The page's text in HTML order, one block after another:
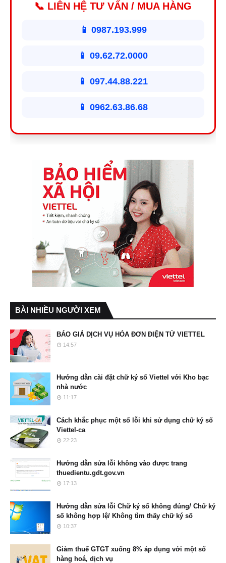
📞 LIÊN HỆ TƯ VẤN / MUA HÀNG
📱 0987.193.999
📱 09.62.72.0000
📱 097.44.88.221
📱 0962.63.86.68
BÀI NHIỀU NGƯỜI XEM
BÁO GIÁ DỊCH VỤ HÓA ĐƠN ĐIỆN TỬ VIETTEL
14:57
Hướng dẫn cài đặt chữ ký số Viettel với Kho bạc
nhà nước
11:17
Cách khắc phục một số lỗi khi sử dụng chữ ký số
Viettel-ca
22:23
Hướng dẫn sửa lỗi không vào được trang
thuedientu.gdt.gov.vn
17:13
Hướng dẫn sửa lỗi Chữ ký số không đúng/ Chữ ký
số không hợp lệ/ Không tìm thấy chữ ký số
10:37
Giảm thuế GTGT xuống 8% áp dụng với một số
hàng hoá, dịch vụ